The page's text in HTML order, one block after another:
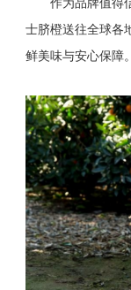
作为品牌值得
士脐橙送往全球各
鲜美味与安心保障。